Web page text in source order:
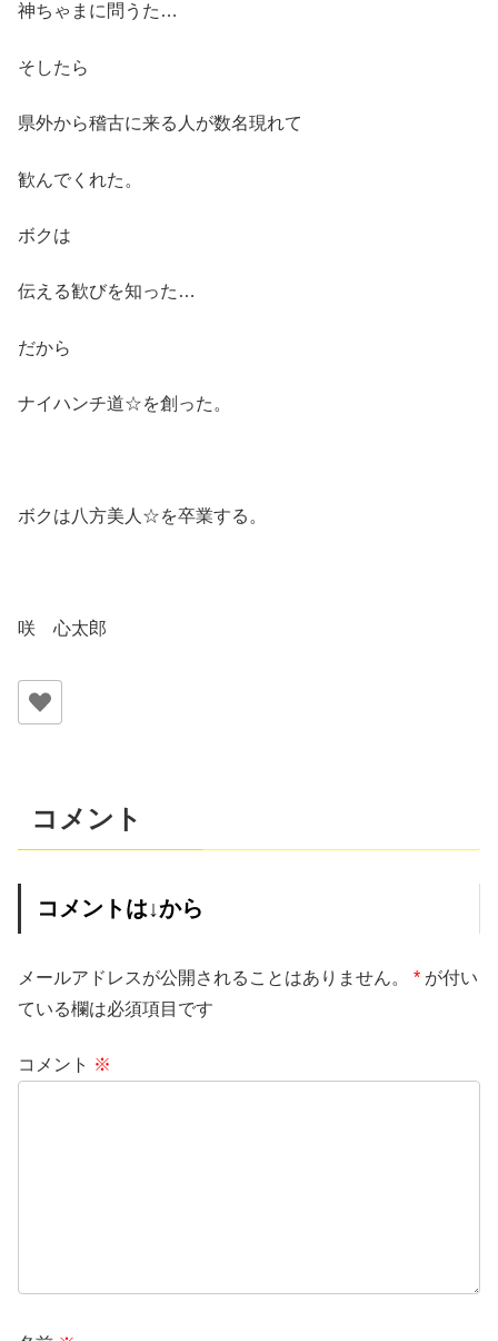
神ちゃまに問うた…
そしたら
県外から稽古に来る人が数名現れて
歓んでくれた。
ボクは
伝える歓びを知った…
だから
ナイハンチ道☆を創った。
ボクは八方美人☆を卒業する。
咲 心太郎
コメント
コメントは↓から
メールアドレスが公開されることはありません。 * が付い
ている欄は必須項目です
コメント ※